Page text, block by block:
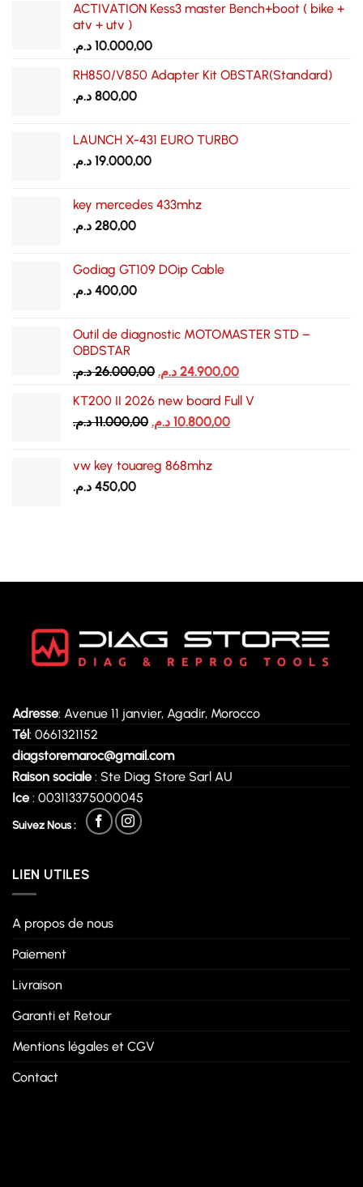
ACTIVATION Kess3 master Bench+boot ( bike +
atv + utv )
10.000,00 د.م.
RH850/V850 Adapter Kit OBSTAR(Standard)
800,00 د.م.
LAUNCH X-431 EURO TURBO
19.000,00 د.م.
key mercedes 433mhz
280,00 د.م.
Godiag GT109 DOip Cable
400,00 د.م.
Outil de diagnostic MOTOMASTER STD –
OBDSTAR
26.000,00 د.م.
Le
initial
était :
24.900,00 د.م.
Le
actuel
KT200 II 2026 new board Full V
11.000,00 د.م.
Le
était :
10.800,00 د.م.
Le
vw key touareg 868mhz
450,00 د.م.
Adresse: Avenue 11 janvier, Agadir, Morocco
Tél: 0661321152
diagstoremaroc@gmail.com
Raison sociale : Ste Diag Store Sarl AU
Ice : 003113375000045
Suivez Nous :
LIEN UTILES
A propos de nous
Paiement
Livraison
Garanti et Retour
Mentions légales et CGV
Contact